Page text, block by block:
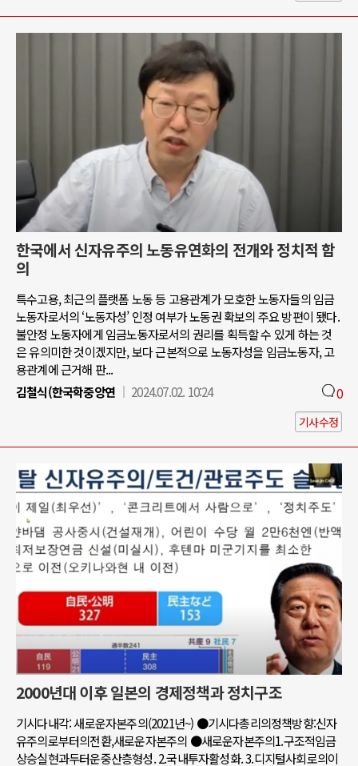
한국에서 신자유주의 노동유연화의 전개와 정치적 함
의
특수고용, 최근의 플랫폼 노동 등 고용관계가 모호한 노동자들의 임금
노동자로서의 ‘노동자성’ 인정 여부가 노동권 확보의 주요 방편이 됐다.
불안정 노동자에게 임금노동자로서의 권리를 획득할 수 있게 하는 것
은 유의미한 것이겠지만, 보다 근본적으로 노동자성을 임금노동자, 고
용관계에 근거해 판...
김철식(한국학중앙연
2024.07.02. 10:24 0
기사수정
2000년대 이후 일본의 경제정책과 정치구조
기시다내각: 새로운자본주의(2021년~) ●기시다총리의정책방향:신자
유주의로부터의전환,새로운자본주의 ●새로운자본주의1.구조적임금
상승실현과두터운중산층형성. 2.국내투자활성화. 3.디지털사회로의이